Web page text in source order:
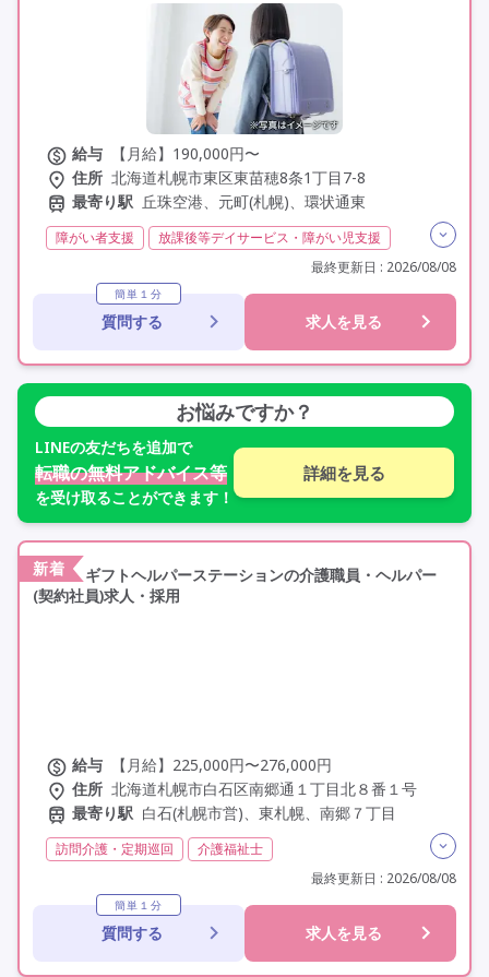
給与
【月給】190,000円〜
住所 北海道札幌市東区東苗穂8条1丁目7-8
最寄り駅 丘珠空港、元町(札幌)、環状通東
障がい者支援
放課後等デイサービス・障がい児支援
日勤のみ
夜勤なし
残業月20時間以内
残業ほぼなし 常勤
非常勤
社会保険完備
交通費支給
年間休日110日以上
車通勤可
最終更新日 : 2026/08/08
簡単１分
質問する 求人を見る
お悩みですか？
LINEの友だちを追加で
転職の無料アドバイス等
を受け取ることができます！
詳細を見る
新着
ギフトヘルパーステーションの介護職員・ヘルパー
(契約社員)求人・採用
給与
【月給】225,000円〜276,000円
住所 北海道札幌市白石区南郷通１丁目北８番１号
最寄り駅 白石(札幌市営)、東札幌、南郷７丁目
訪問介護・定期巡回
介護福祉士
初任者研修(ヘルパー2級)
残業月20時間以内 常勤
社会保険完備
交通費支給
学歴不問
定年なし
最終更新日 : 2026/08/08
簡単１分
質問する 求人を見る